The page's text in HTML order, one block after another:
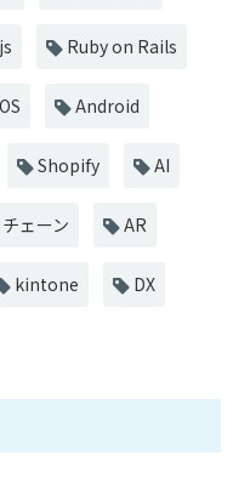
Ruby on Rails
Android
Shopify AI
ェーン AR
kintone DX